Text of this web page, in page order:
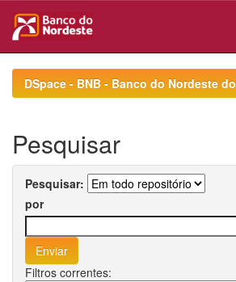
navigationDSpace - BNB - Banco do Nordeste
Pesquisar
Pesquisar:
por
Filtros correntes: